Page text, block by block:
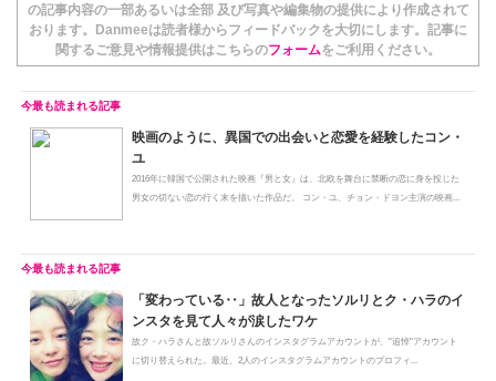
の記事内容の一部あるいは全部 及び写真や編集物の提供により作成されて
おります。Danmeeは読者様からフィードバックを大切にします。記事に
関するご意見や情報提供はこちらのフォームをご利用ください。
映画のように、異国での出会いと恋愛を経験したコン・
ユ
2016年に韓国で公開された映画『男と女』は、北欧を舞台に禁断の恋に身を投じた
男女の切ない恋の行く末を描いた作品だ。 コン・ユ、チョン・ドヨン主演の映画...
「変わっている‥」故人となったソルリとク・ハラのイ
ンスタを見て人々が涙したワケ
故ク・ハラさんと故ソルリさんのインスタグラムアカウントが、"追悼"アカウント
に切り替えられた。最近、2人のインスタグラムアカウントのプロフィ...